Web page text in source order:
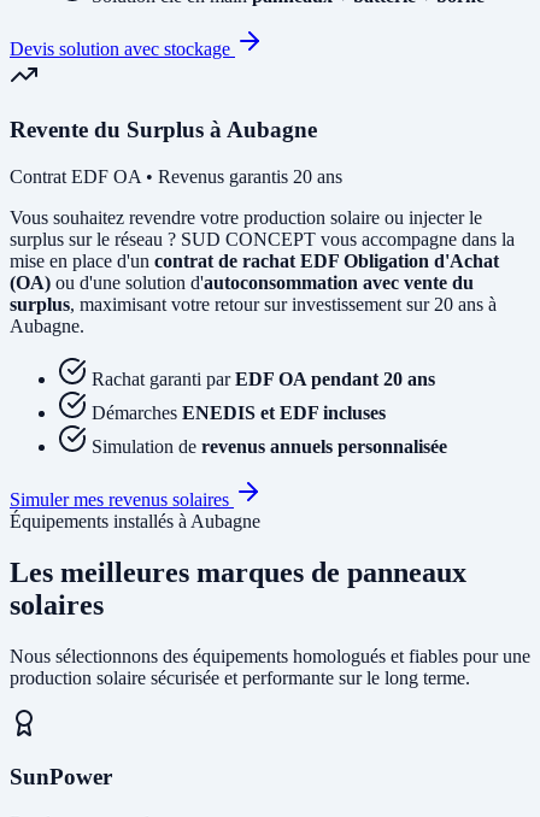
Devis solution avec stockage
Revente du Surplus à Aubagne
Contrat EDF OA • Revenus garantis 20 ans
Vous souhaitez revendre votre production solaire ou injecter le
surplus sur le réseau ? SUD CONCEPT vous accompagne dans la
mise en place d'un contrat de rachat EDF Obligation d'Achat
(OA) ou d'une solution d'autoconsommation avec vente du
surplus, maximisant votre retour sur investissement sur 20 ans à
Aubagne.
Rachat garanti parEDF OA pendant 20 ans
Démarches ENEDIS et EDF incluses
Simulation de revenus annuels personnalisée
Simuler mes revenus solaires
Équipements installés à Aubagne
Les meilleures marques de panneaux
solaires
Nous sélectionnons des équipements homologués et fiables pour une
production solaire sécurisée et performante sur le long terme.
SunPower